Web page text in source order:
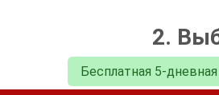
2.
Бесплатная 5-